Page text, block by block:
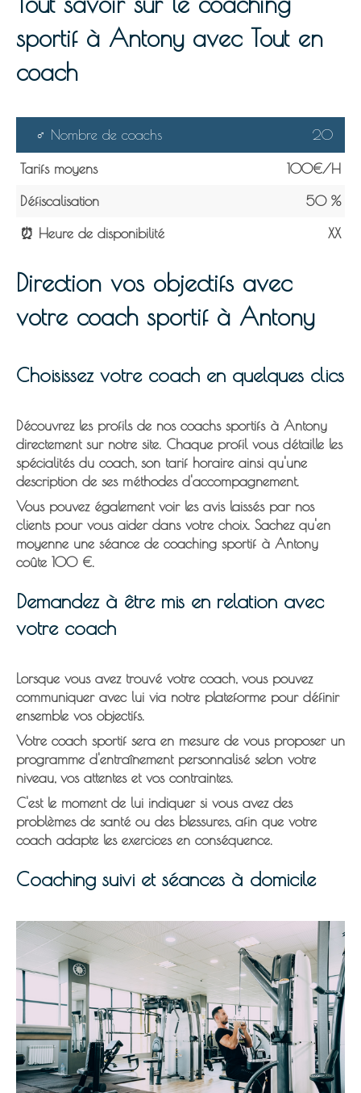
sportif à Antony avec Tout en
coach
️‍♂️ Nombre de coachs 20
Tarifs moyens 100€/H
Défiscalisation
50 %
⏰ Heure de disponibilité
XX
Direction vos objectifs avec
votre coach sportif à Antony
Choisissez votre coach en quelques clics
Découvrez les profils de nos coachs sportifs à Antony
directement sur notre site. Chaque profil vous détaille les
spécialités du coach, son tarif horaire ainsi qu'une
description de ses méthodes d'accompagnement.
Vous pouvez également voir les avis laissés par nos
clients pour vous aider dans votre choix. Sachez qu'en
moyenne une séance de coaching sportif à Antony
coûte 100 €.
Demandez à être mis en relation avec
votre coach
Lorsque vous avez trouvé votre coach, vous pouvez
communiquer avec lui via notre plateforme pour définir
ensemble vos objectifs.
Votre coach sportif sera en mesure de vous proposer un
programme d'entraînement personnalisé selon votre
niveau, vos attentes et vos contraintes.
C'est le moment de lui indiquer si vous avez des
problèmes de santé ou des blessures, afin que votre
coach adapte les exercices en conséquence.
Coaching suivi et séances à domicile